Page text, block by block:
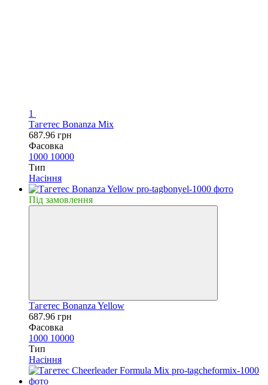
1
Тагетес Bonanza Mix
687.96 грн
Фасовка
1000 10000
Тип
Насiння
Пiд замовлення
Тагетес Bonanza Yellow
687.96 грн
Фасовка
1000 10000
Тип
Насiння